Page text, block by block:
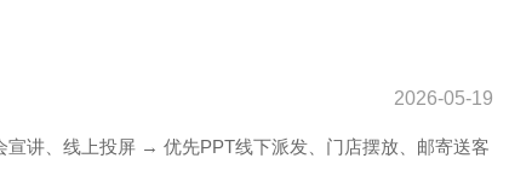
2026-05-19
讲、线上投屏 → 优先PPT线下派发、门店摆放、邮寄送客